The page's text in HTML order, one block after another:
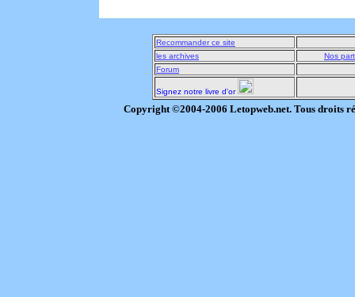
Recommander ce site
les archives
Nos
Forum
Signez notre livre d'or
Copyright ©2004-2006 Letopweb.net. Tous droits